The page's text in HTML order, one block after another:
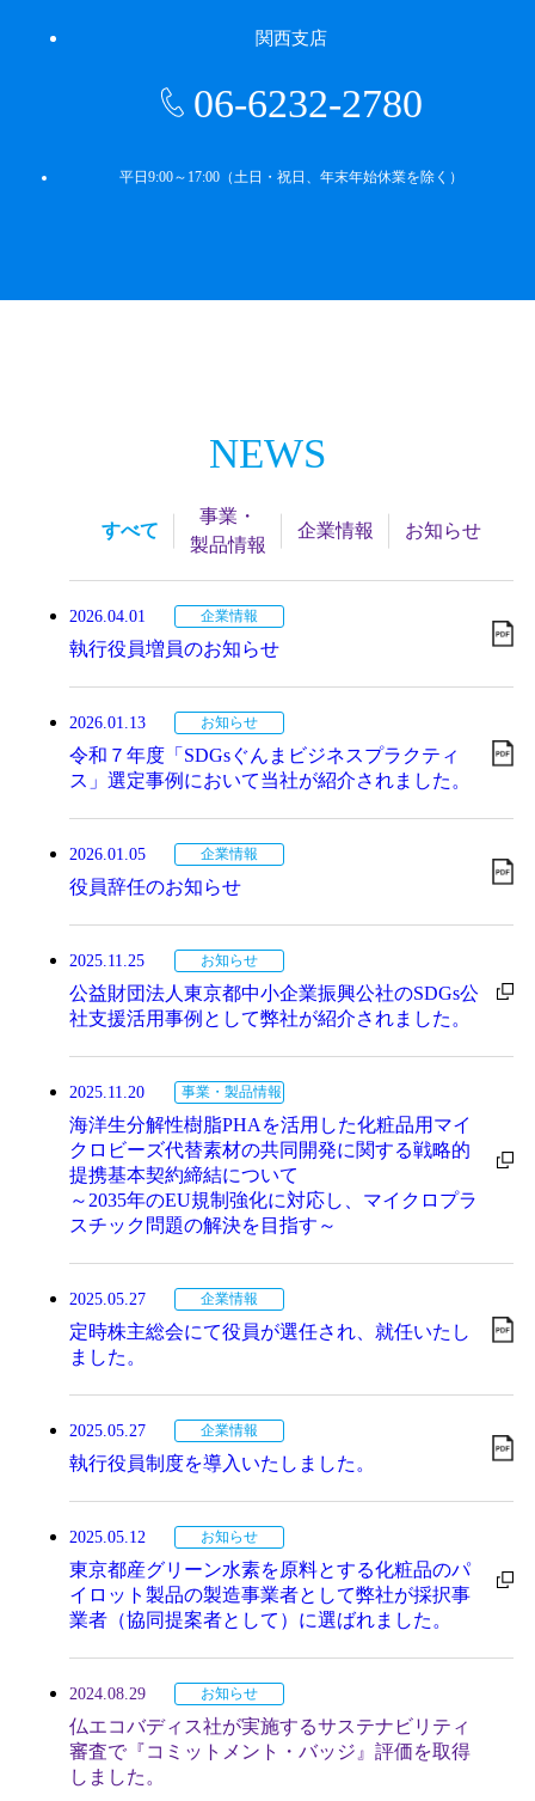
関西支店
06-6232-2780
平日9:00～17:00（土日・祝日、年末年始休業を除く）
NEWS
すべて
事業・
製品情報
企業情報 お知らせ
2026.04.01 企業情報
執行役員増員のお知らせ
2026.01.13 お知らせ
令和７年度「SDGsぐんまビジネスプラクティ
ス」選定事例において当社が紹介されました。
2026.01.05 企業情報
役員辞任のお知らせ
2025.11.25 お知らせ
公益財団法人東京都中小企業振興公社のSDGs公
社支援活用事例として弊社が紹介されました。
2025.11.20 事業・製品情報
海洋生分解性樹脂PHAを活用した化粧品用マイ
クロビーズ代替素材の共同開発に関する戦略的
提携基本契約締結について
～2035年のEU規制強化に対応し、マイクロプラ
スチック問題の解決を目指す～
2025.05.27 企業情報
定時株主総会にて役員が選任され、就任いたし
ました。
2025.05.27 企業情報
執行役員制度を導入いたしました。
2025.05.12 お知らせ
東京都産グリーン水素を原料とする化粧品のパ
イロット製品の製造事業者として弊社が採択事
業者（協同提案者として）に選ばれました。
2024.08.29 お知らせ
仏エコバディス社が実施するサステナビリティ
審査で『コミットメント・バッジ』評価を取得
しました。